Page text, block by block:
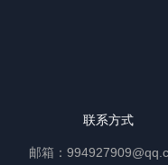
联系方式
邮箱：